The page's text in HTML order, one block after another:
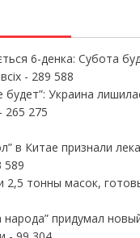
6-денка: Субота
- 289 588
Украина
- 265 275
в Китае признали
589
тонны масок,
народа” придумал